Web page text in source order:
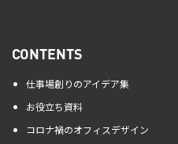
CONTENTS
仕事場創りのアイデア集
お役立ち資料
コロナ禍のオフィスデザイン